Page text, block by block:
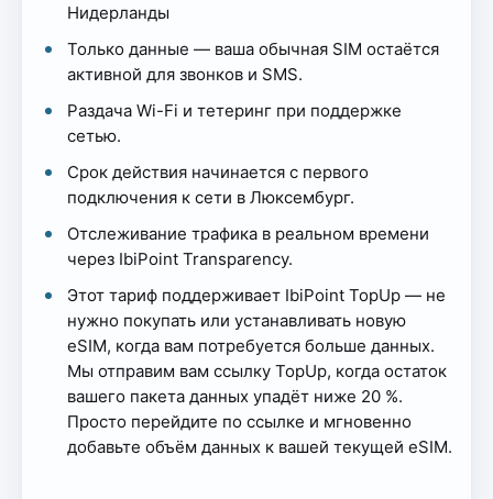
Нидерланды
Только данные — ваша обычная SIM остаётся
активной для звонков и SMS.
Раздача Wi-Fi и тетеринг при поддержке
сетью.
Срок действия начинается с первого
подключения к сети в Люксембург.
Отслеживание трафика в реальном времени
через IbiPoint Transparency.
Этот тариф поддерживает IbiPoint TopUp — не
нужно покупать или устанавливать новую
eSIM, когда вам потребуется больше данных.
Мы отправим вам ссылку TopUp, когда остаток
вашего пакета данных упадёт ниже 20 %.
Просто перейдите по ссылке и мгновенно
добавьте объём данных к вашей текущей eSIM.